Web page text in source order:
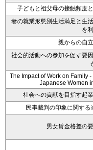
子どもと祖父母の接触頻度
妻の就業形態別生活満足と生
を
親からの自
社会的活動への参加を促す要
The Impact of Work on Family
Japanese Women
社会への貢献を目指す起
民事裁判の印象に関す
男女賃金格差の